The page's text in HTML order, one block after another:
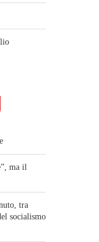
ma il
tra
socialismo